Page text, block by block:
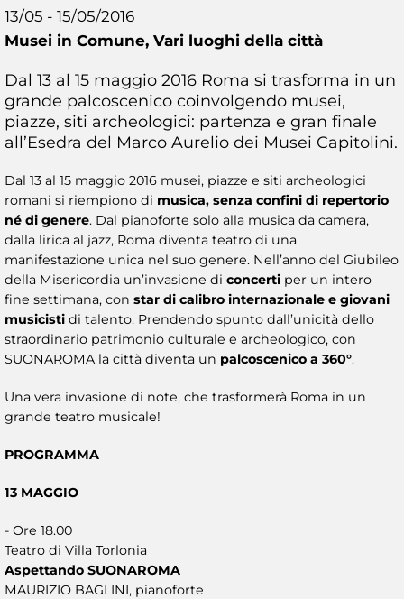
13/05 - 15/05/2016
Musei in Comune, Vari luoghi della città
Dal 13 al 15 maggio 2016 Roma si trasforma in un
grande palcoscenico coinvolgendo musei,
piazze, siti archeologici: partenza e gran finale
all’Esedra del Marco Aurelio dei Musei Capitolini.
Dal 13 al 15 maggio 2016 musei, piazze e siti archeologici
romani si riempiono di musica, senza confini di repertorio
né di genere. Dal pianoforte solo alla musica da camera,
dalla lirica al jazz, Roma diventa teatro di una
manifestazione unica nel suo genere. Nell’anno del Giubileo
della Misericordia un’invasione di concerti per un intero
fine settimana, con star di calibro internazionale e giovani
musicisti di talento. Prendendo spunto dall’unicità dello
straordinario patrimonio culturale e archeologico, con
SUONAROMA la città diventa un palcoscenico a 360°.
Una vera invasione di note, che trasformerà Roma in un
grande teatro musicale!
PROGRAMMA
13 MAGGIO
- Ore 18.00
Teatro di Villa Torlonia
Aspettando SUONAROMA
MAURIZIO BAGLINI, pianoforte